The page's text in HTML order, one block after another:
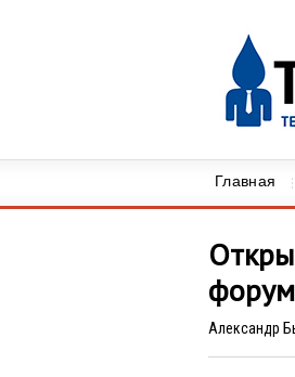
Главная
Александр